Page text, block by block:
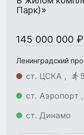
Парк)»
145 000 000 ₽
Ленинградский
ст. ЦСКА ,
ст. Аэропорт ,
ст. Динамо